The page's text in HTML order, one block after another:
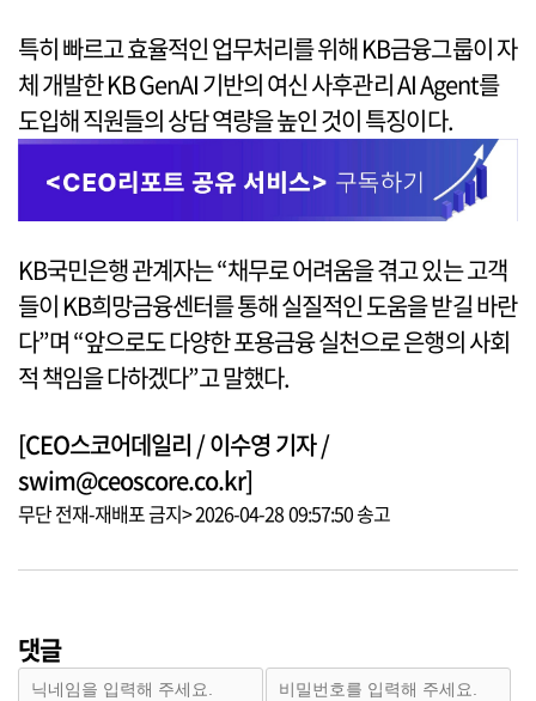
특히 빠르고 효율적인 업무처리를 위해 KB금융그룹이 자
체 개발한 KB GenAI 기반의 여신 사후관리 AI Agent를
도입해 직원들의 상담 역량을 높인 것이 특징이다.
KB국민은행 관계자는 “채무로 어려움을 겪고 있는 고객
들이 KB희망금융센터를 통해 실질적인 도움을 받길 바란
다”며 “앞으로도 다양한 포용금융 실천으로 은행의 사회
적 책임을 다하겠다”고 말했다.
[CEO스코어데일리 / 이수영 기자 /
swim@ceoscore.co.kr]
무단 전재-재배포 금지> 2026-04-28 09:57:50 송고
댓글